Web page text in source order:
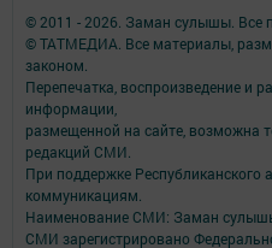
© 2011 - 2026. Заман сулышы. Все
© ТАТМЕДИА. Все материалы,
законом.
Перепечатка, воспроизведение и
информации,
размещенной на сайте, возможна
редакций СМИ.
При поддержке Республиканского
коммуникациям.
Наименование СМИ: Заман
СМИ зарегистрировано